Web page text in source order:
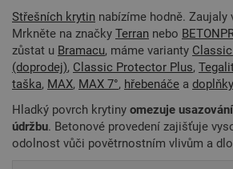
Střešních krytin nabízíme hodně. Zaujaly
Mrkněte na značky Terran nebo
zůstat u Bramacu, máme varianty
(doprodej), Classic Protector Plus,
taška, MAX, MAX 7°, hřebenáče a doplňky
Hladký povrch krytiny omezuje
údržbu. Betonové provedení zajišťuje
odolnost vůči povětrnostním vlivům a